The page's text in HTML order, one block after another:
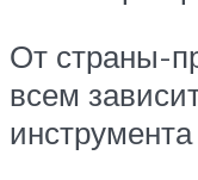
От страны-
всем
инструмента